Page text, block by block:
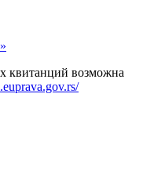
квитанций возможна